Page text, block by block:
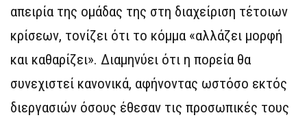
απειρία της ομάδας της στη διαχείριση τέτοιων
κρίσεων, τονίζει ότι το κόμμα «αλλάζει μορφή
και καθαρίζει». Διαμηνύει ότι η πορεία θα
συνεχιστεί κανονικά, αφήνοντας ωστόσο εκτός
διεργασιών όσους έθεσαν τις προσωπικές τους